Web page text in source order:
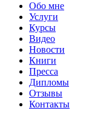
Обо мне
Услуги
Курсы
Видео
Новости
Книги
Пресса
Дипломы
Отзывы
Контакты